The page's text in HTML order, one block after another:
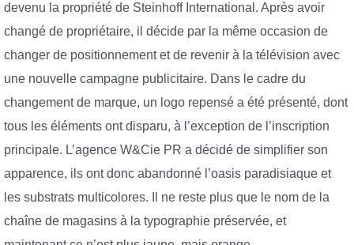
devenu la propriété de Steinhoff International. Après avoir
changé de propriétaire, il décide par la même occasion de
changer de positionnement et de revenir à la télévision avec
une nouvelle campagne publicitaire. Dans le cadre du
changement de marque, un logo repensé a été présenté, dont
tous les éléments ont disparu, à l’exception de l’inscription
principale. L’agence W&Cie PR a décidé de simplifier son
apparence, ils ont donc abandonné l’oasis paradisiaque et
les substrats multicolores. Il ne reste plus que le nom de la
chaîne de magasins à la typographie préservée, et